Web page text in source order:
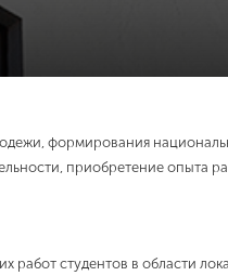
формирования
приобретение опыта
работ студентов в области